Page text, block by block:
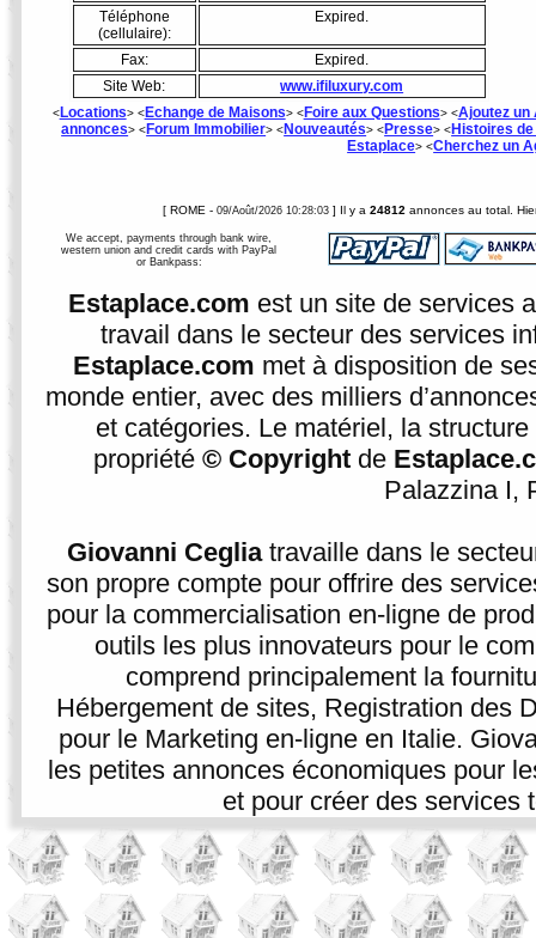
Téléphone
(cellulaire):
Expired.
Fax:
Expired.
Site Web:
www.ifiluxury.com
<Locations> <Echange de Maisons> <Foire aux Questions> <Ajoutez un
annonces> <Forum Immobilier> <Nouveautés> <Presse> <Histoires
Estaplace> <Cherchez un
[ ROME - 09/Août/2026 10:28:03 ] Il y a 24812 annonces au total.
We accept, payments through bank wire,
western union and credit cards with PayPal
or Bankpass:
Estaplace.com est un site de services
travail dans le secteur des services
Estaplace.com met à disposition de
monde entier, avec des milliers
et catégories. Le matériel, la
propriété © Copyrightde
Palazzina I,
Giovanni Ceglia travaille dans le
son propre compte pour offrire des
pour la commercialisation en-ligne de
outils les plus innovateurs pour le
comprend principalement la
Hébergement de sites, Registration des
pour le Marketing en-ligne en Italie.
les petites annonces économiques pour
et pour créer des services